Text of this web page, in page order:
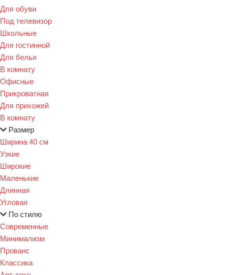
Для обуви
Под телевизор
Школьные
Для гостинной
Для белья
В комнату
Офисные
Прикроватная
Для прихожей
В комнату
Размер
Ширина 40 см
Узкие
Широкие
Маленькие
Длинная
Угловая
По стилю
Современные
Минимализм
Прованс
Классика